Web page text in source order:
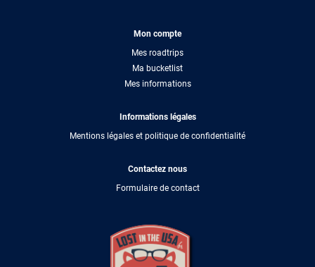
Mon compte
Mes roadtrips
Ma bucketlist
Mes informations
Informations légales
Mentions légales et politique de confidentialité
Contactez nous
Formulaire de contact